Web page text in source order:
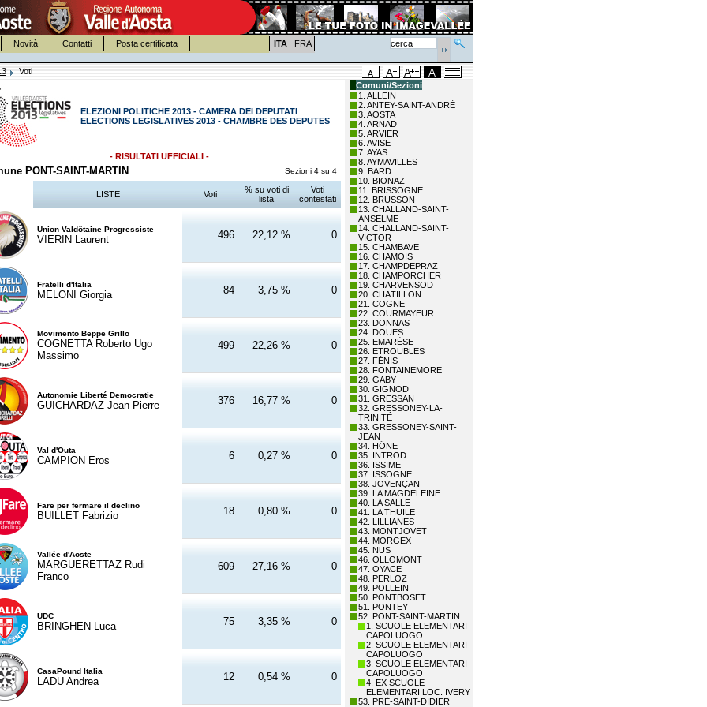
Novità Contatti Posta certificata ITA FRA
Voti
ELEZIONI POLITICHE 2013 - CAMERA DEI DEPUTATI
ELECTIONS LEGISLATIVES 2013 - CHAMBRE DES DEPUTES
- RISULTATI UFFICIALI -
PONT-SAINT-MARTIN Sezioni 4 su 4
LISTE Voti
% su voti di
lista
Voti
contestati
Union Valdôtaine Progressiste
VIERIN Laurent 496 22,12 % 0
Fratelli d'Italia
MELONI Giorgia 84 3,75 % 0
Movimento Beppe Grillo
COGNETTA Roberto Ugo
Massimo
499 22,26 % 0
Autonomie Liberté Democratie
GUICHARDAZ Jean Pierre 376 16,77 % 0
Val d'Outa
CAMPION Eros 6 0,27 % 0
Fare per fermare il declino
BUILLET Fabrizio 18 0,80 % 0
Vallée d'Aoste
MARGUERETTAZ Rudi
Franco
609 27,16 % 0
UDC
BRINGHEN Luca 75 3,35 % 0
CasaPound Italia
LADU Andrea 12 0,54 % 0
Comuni/Sezioni
1. ALLEIN
2. ANTEY-SAINT-ANDRÉ
3. AOSTA
4. ARNAD
5. ARVIER
6. AVISE
7. AYAS
8. AYMAVILLES
9. BARD
10. BIONAZ
11. BRISSOGNE
12. BRUSSON
13. CHALLAND-SAINT-
ANSELME
14. CHALLAND-SAINT-
VICTOR
15. CHAMBAVE
16. CHAMOIS
17. CHAMPDEPRAZ
18. CHAMPORCHER
19. CHARVENSOD
20. CHÂTILLON
21. COGNE
22. COURMAYEUR
23. DONNAS
24. DOUES
25. EMARÈSE
26. ETROUBLES
27. FÉNIS
28. FONTAINEMORE
29. GABY
30. GIGNOD
31. GRESSAN
32. GRESSONEY-LA-
TRINITÉ
33. GRESSONEY-SAINT-
JEAN
34. HÔNE
35. INTROD
36. ISSIME
37. ISSOGNE
38. JOVENÇAN
39. LA MAGDELEINE
40. LA SALLE
41. LA THUILE
42. LILLIANES
43. MONTJOVET
44. MORGEX
45. NUS
46. OLLOMONT
47. OYACE
48. PERLOZ
49. POLLEIN
50. PONTBOSET
51. PONTEY
52. PONT-SAINT-MARTIN
1. SCUOLE ELEMENTARI
CAPOLUOGO
2. SCUOLE ELEMENTARI
CAPOLUOGO
3. SCUOLE ELEMENTARI
CAPOLUOGO
4. EX SCUOLE
ELEMENTARI LOC. IVERY
53. PRÉ-SAINT-DIDIER